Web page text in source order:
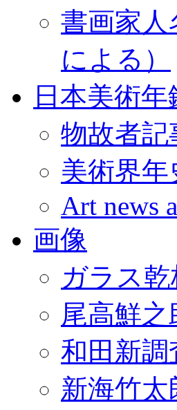
書画家
による）
日本美術年
物故者記
美術界年
Art news
画像
ガラス乾
尾高鮮
和田新調
新海竹